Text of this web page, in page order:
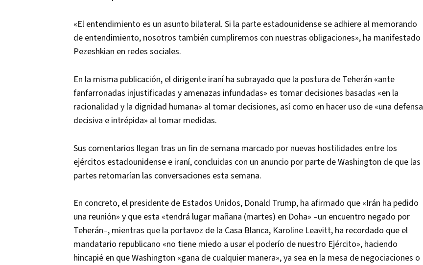
«El entendimiento es un asunto bilateral. Si la parte estadounidense se adhiere al memorando
de entendimiento, nosotros también cumpliremos con nuestras obligaciones», ha manifestado
Pezeshkian en redes sociales.
En la misma publicación, el dirigente iraní ha subrayado que la postura de Teherán «ante
fanfarronadas injustificadas y amenazas infundadas» es tomar decisiones basadas «en la
racionalidad y la dignidad humana» al tomar decisiones, así como en hacer uso de «una defensa
decisiva e intrépida» al tomar medidas.
Sus comentarios llegan tras un fin de semana marcado por nuevas hostilidades entre los
ejércitos estadounidense e iraní, concluidas con un anuncio por parte de Washington de que las
partes retomarían las conversaciones esta semana.
En concreto, el presidente de Estados Unidos, Donald Trump, ha afirmado que «Irán ha pedido
una reunión» y que esta «tendrá lugar mañana (martes) en Doha» –un encuentro negado por
Teherán–, mientras que la portavoz de la Casa Blanca, Karoline Leavitt, ha recordado que el
mandatario republicano «no tiene miedo a usar el poderío de nuestro Ejército», haciendo
hincapié en que Washington «gana de cualquier manera», ya sea en la mesa de negociaciones o